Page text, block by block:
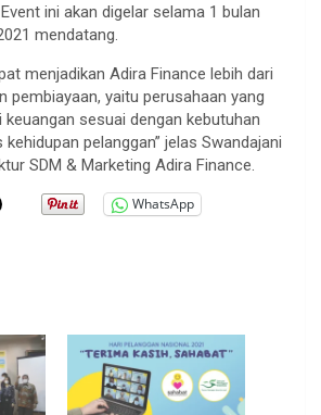
ini akan digelar selama 1 bulan
mendatang.
menjadikan Adira Finance lebih dari
pembiayaan, yaitu perusahaan yang
sesuai dengan kebutuhan
pelanggan” jelas Swandajani
SDM & Marketing Adira Finance.
WhatsApp